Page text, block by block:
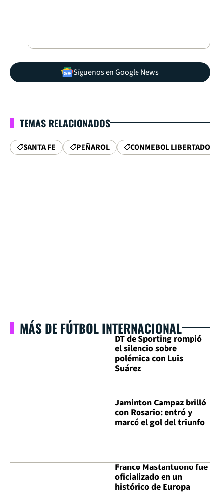
Síguenos en Google News
TEMAS RELACIONADOS
SANTA FE PEÑAROL CONMEBOL
MÁS DE FÚTBOL INTERNACIONAL
DT de Sporting rompió
el silencio sobre
polémica con Luis
Suárez
Jaminton Campaz brilló
con Rosario: entró y
marcó el gol del triunfo
Franco Mastantuono fue
oficializado en un
histórico de Europa